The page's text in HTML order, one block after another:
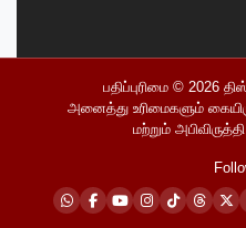
பதிப்புரிமை © 2026
அனைத்து உரிமைகளும்
மற்றும் அபிவிருத்தி